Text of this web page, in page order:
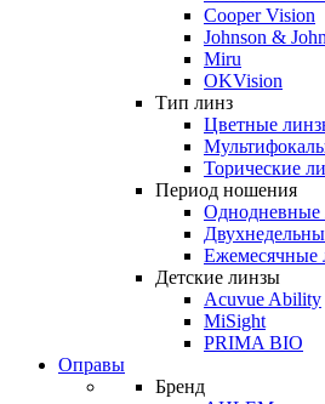
Cooper Vision
Johnson &
Miru
OKVision
Тип линз
Цветные
Торические
Период ношения
Однодневные
Ежемесячные
Детские линзы
Acuvue Ability
MiSight
PRIMA BIO
Оправы
Бренд